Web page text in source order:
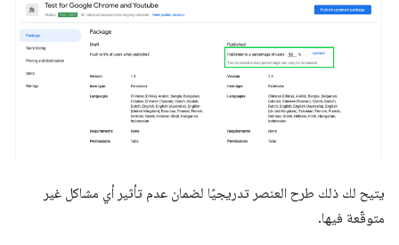
يتيح لك ذلك طرح العنصر تدريجيًا لضمان عدم تأثير أي مشاكل غير
متوقّعة فيها.